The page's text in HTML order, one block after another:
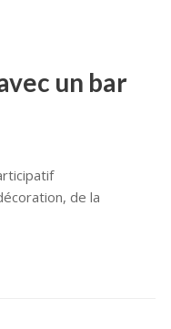
un bar
de la